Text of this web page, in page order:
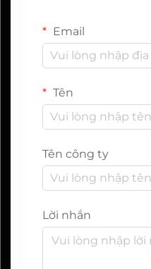
Email
Tên
Tên công ty
Lời nhắn